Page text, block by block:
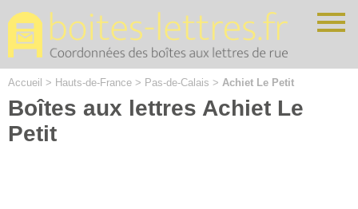
Accueil > Hauts-de-France > Pas-de-Calais > Achiet Le Petit
Boîtes aux lettres Achiet Le
Petit